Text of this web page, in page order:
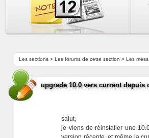
Les sections> Les forums de cette section > Les
upgrade 10.0 vers current depuis
salut,
je viens de réinstaller une